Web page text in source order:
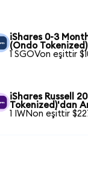
iShares 0-3
(Ondo
1 SGOVon eşittir
iShares Russell
Tokenized)'dan
1 IWNon eşittir